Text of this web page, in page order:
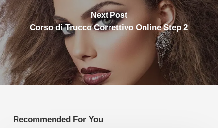
Next Post
Corso di Trucco Correttivo Online Step 2
Recommended For You